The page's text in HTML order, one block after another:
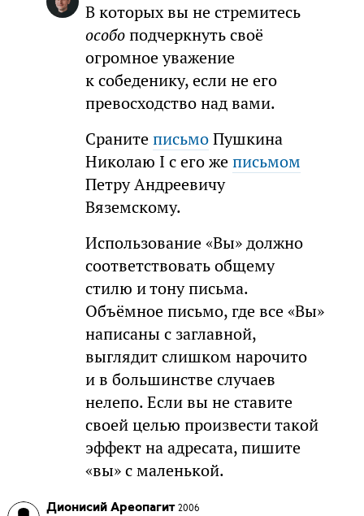
В которых вы не стремитесь
особоподчеркнуть своё
огромное уважение
к собеденику, если не его
превосходство над вами.
СранитеписьмоПушкина
Николаю I с его жеписьмом
Петру Андреевичу
Вяземскому.
Использование «Вы» должно
соответствовать общему
стилю и тону письма.
Объёмное письмо, где все «Вы»
написаны с заглавной,
выглядит слишком нарочито
и в большинстве случаев
нелепо. Если вы не ставите
своей целью произвести такой
эффект на адресата, пишите
«вы» с маленькой.
Дионисий Ареопагит 2006